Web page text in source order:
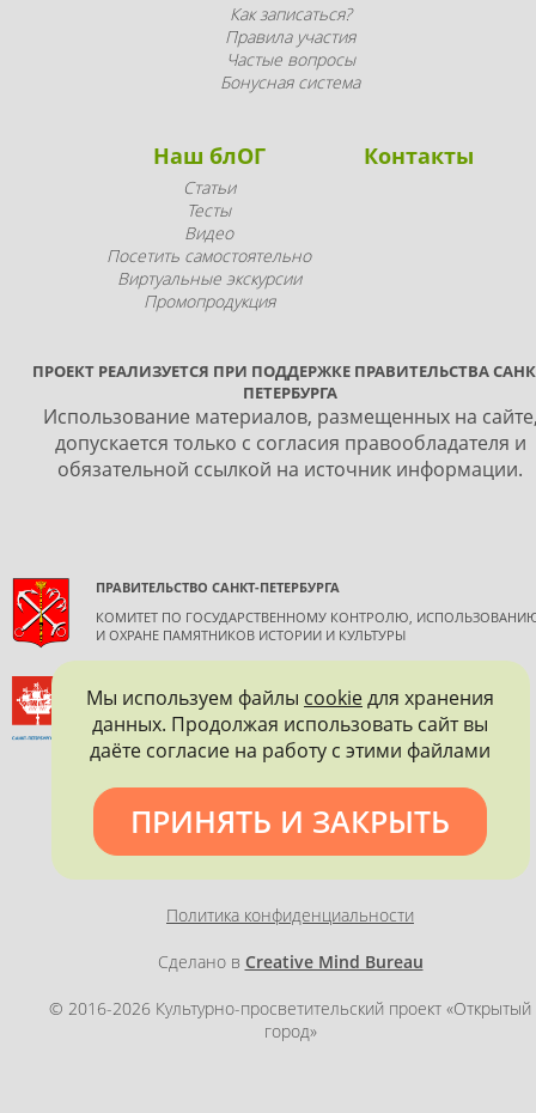
Как записаться?
Правила участия
Частые вопросы
Бонусная система
Наш блОГ
Статьи
Тесты
Видео
Посетить самостоятельно
Виртуальные экскурсии
Промопродукция
Контакты
ПРОЕКТ РЕАЛИЗУЕТСЯ ПРИ ПОДДЕРЖКЕ ПРАВИТЕЛЬСТВА
ПЕТЕРБУРГА
Использование материалов, размещенных на
допускается только с согласия правообладателя и
обязательной ссылкой на источник информации.
ПРАВИТЕЛЬСТВО САНКТ-ПЕТЕРБУРГА
КОМИТЕТ ПО ГОСУДАРСТВЕННОМУ КОНТРОЛЮ,
И ОХРАНЕ ПАМЯТНИКОВ ИСТОРИИ И КУЛЬТУРЫ
ИСТОРИИ И КУЛЬТУРЫ
САНКТ-ПЕТЕРБУРГСКОЕ ГОРОДСКОЕ ОТДЕЛЕНИЕ
Политика конфиденциальности
Сделано в Creative Mind Bureau
© 2016-2026 Культурно-просветительский проект «Открытый
город»
Мы используем файлы cookieдля хранения
данных. Продолжая использовать сайт вы
даёте согласие на работу с этими файлами
ПРИНЯТЬ И ЗАКРЫТЬ